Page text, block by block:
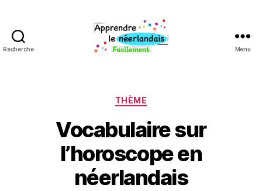
Recherche Menu
Catégories
THÈME
Vocabulaire sur
l’horoscope en
néerlandais